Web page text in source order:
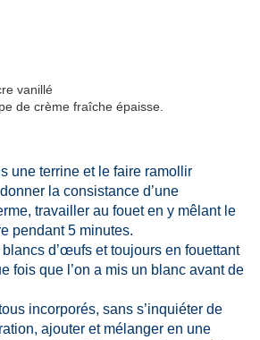
vanillé
de crème fraîche épaisse.
une terrine et le faire ramollir
la consistance d’une
travailler au fouet en y mêlant le
pendant 5 minutes.
d’œufs et toujours en fouettant
fois que l’on a mis un blanc avant de
incorporés, sans s’inquiéter de
ajouter et mélanger en une